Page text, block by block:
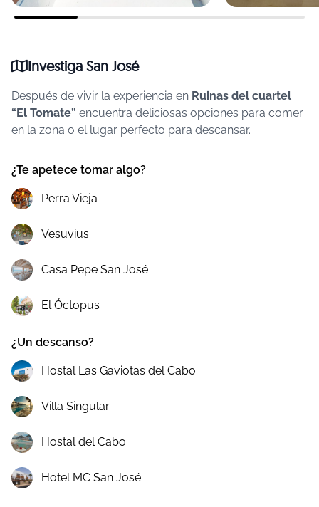
Investiga San José
Después de vivir la experiencia en Ruinas del cuartel
“El Tomate” encuentra deliciosas opciones para comer
en la zona o el lugar perfecto para descansar.
¿Te apetece tomar algo?
Perra Vieja
Vesuvius
Casa Pepe San José
El Óctopus
¿Un descanso?
Hostal Las Gaviotas del Cabo
Villa Singular
Hostal del Cabo
Hotel MC San José